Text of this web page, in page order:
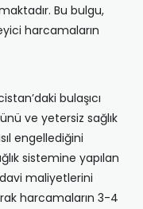
Bu bulgu,
harcamaların
bulaşıcı
ve yetersiz sağlık
engellediğini
sistemine yapılan
maliyetlerini
harcamaların 3-4